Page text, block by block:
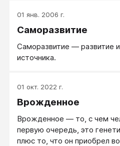
именно определяется тот
жизни человека. Но за
ли человек совершать
поведение
01 янв. 2006 г.
Саморазвитие
Саморазвитие — развитие
источника.
01 окт. 2022 г.
Врожденное
Врожденное — то, с чем
первую очередь, это
плюс то, что он приобрел